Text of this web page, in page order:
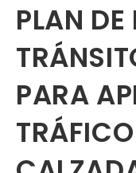
PLAN
PARA